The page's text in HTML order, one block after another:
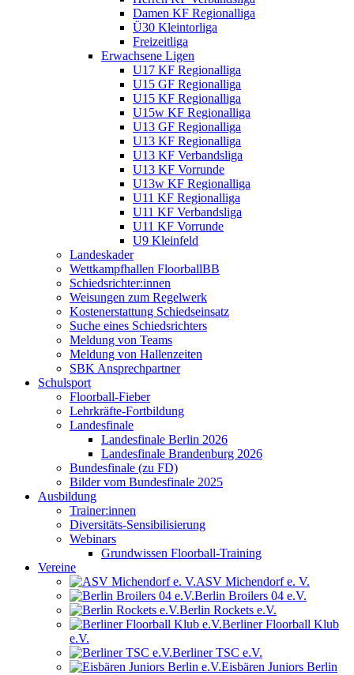
Damen KF Regionalliga
Ü30 Kleintorliga
Freizeitliga
Erwachsene Ligen
U17 KF Regionalliga
U15 GF Regionalliga
U15 KF Regionalliga
U15w KF Regionalliga
U13 GF Regionalliga
U13 KF Regionalliga
U13 KF Verbandsliga
U13 KF Vorrunde
U13w KF Regionalliga
U11 KF Regionalliga
U11 KF Verbandsliga
U11 KF Vorrunde
U9 Kleinfeld
Landeskader
Wettkampfhallen FloorballBB
Schiedsrichter:innen
Weisungen zum Regelwerk
Kostenerstattung Schiedseinsatz
Suche eines Schiedsrichters
Meldung von Teams
Meldung von Hallenzeiten
SBK Ansprechpartner
Schulsport
Floorball-Fieber
Lehrkräfte-Fortbildung
Landesfinale
Landesfinale Berlin 2026
Landesfinale Brandenburg 2026
Bundesfinale (zu FD)
Bilder vom Bundesfinale 2025
Ausbildung
Trainer:innen
Diversitäts-Sensibilisierung
Webinars
Grundwissen Floorball-Training
Vereine
ASV Michendorf e. V.
Berlin Broilers 04 e.V.
Berlin Rockets e.V.
Berliner Floorball Klub
e.V.
Berliner TSC e.V.
Eisbären Juniors Berlin